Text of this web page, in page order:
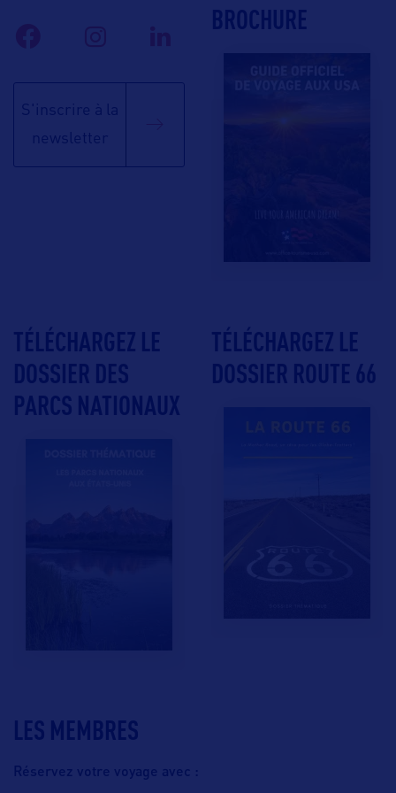
LES MEMBRES
Réservez votre voyage avec :
S'inscrire à la
newsletter
BROCHURE
TÉLÉCHARGEZ LE
DOSSIER DES
PARCS NATIONAUX
TÉLÉCHARGEZ LE
DOSSIER ROUTE 66